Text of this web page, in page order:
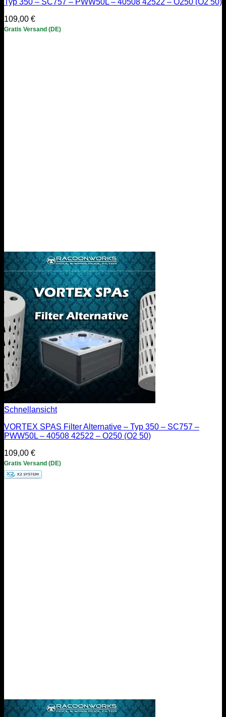
Typ 350 – SC757 – PWW50L – 40508 42522 – O250 (O2 50)
109,00 €
Gratis Versand (DE)
Schnellansicht
VORTEX SPAS Filter Alternative – Typ 350 – SC757 –
PWW50L – 40508 42522 – O250 (O2 50)
109,00 €
Gratis Versand (DE)